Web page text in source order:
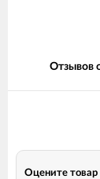
Отзывов
Оцените товар